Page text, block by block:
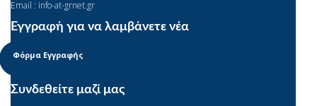
Email : info-at-grnet.gr
Εγγραφή για να λαμβάνετε νέα
Φόρμα Εγγραφής
Συνδεθείτε μαζί μας